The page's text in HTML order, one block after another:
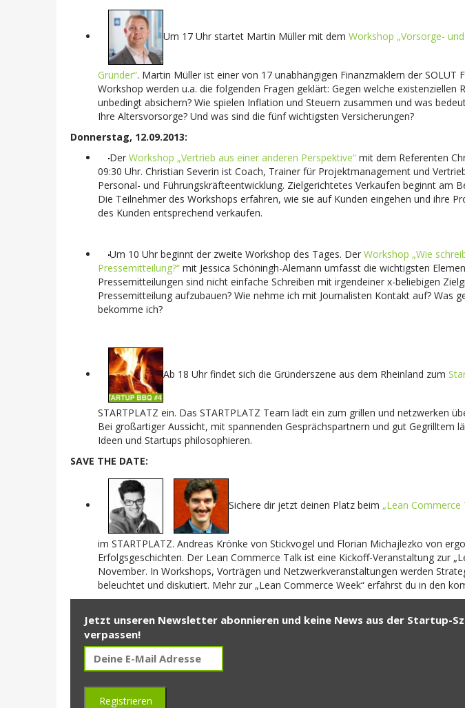
Um 17 Uhr startet Martin Müller mit dem Workshop „Vorsorge-
Gründer“. Martin Müller ist einer von 17 unabhängigen Finanzmaklern der SOLUT
Workshop werden u.a. die folgenden Fragen geklärt: Gegen welche existenziellen
unbedingt absichern? Wie spielen Inflation und Steuern zusammen und was
Ihre Altersvorsorge? Und was sind die fünf wichtigsten Versicherungen?
Donnerstag, 12.09.2013:
Der Workshop „Vertrieb aus einer anderen Perspektive“ mit dem Referenten
09:30 Uhr. Christian Severin ist Coach, Trainer für Projektmanagement und
Personal- und Führungskräfteentwicklung. Zielgerichtetes Verkaufen beginnt am
Die Teilnehmer des Workshops erfahren, wie sie auf Kunden eingehen und ihre
des Kunden entsprechend verkaufen.
Um 10 Uhr beginnt der zweite Workshop des Tages. Der Workshop „Wie
Pressemitteilung?“ mit Jessica Schöningh-Alemann umfasst die wichtigsten
Pressemitteilungen sind nicht einfache Schreiben mit irgendeiner x-beliebigen
Pressemitteilung aufzubauen? Wie nehme ich mit Journalisten Kontakt auf? Was
bekomme ich?
Ab 18 Uhr findet sich die Gründerszene aus dem Rheinland zum
STARTPLATZ ein. Das STARTPLATZ Team lädt ein zum grillen und netzwerken
Bei großartiger Aussicht, mit spannenden Gesprächspartnern und gut Gegrilltem
Ideen und Startups philosophieren.
SAVE THE DATE:
Sichere dir jetzt deinen Platz beim „Lean Commerce
im STARTPLATZ. Andreas Krönke von Stickvogel und Florian Michajlezko von
Erfolgsgeschichten. Der Lean Commerce Talk ist eine Kickoff-Veranstaltung zur
November. In Workshops, Vorträgen und Netzwerkveranstaltungen werden
beleuchtet und diskutiert. Mehr zur „Lean Commerce Week“ erfährst du in den
Jetzt unseren Newsletter abonnieren und keine News aus der Startup-
verpassen!